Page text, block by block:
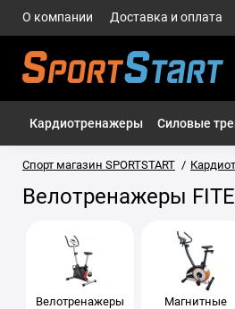
О компании Доставка и оплата
Кардиотренажеры Силовые
Спорт магазин SPORTSTART
Велотренажеры
Велотренажеры
Магнитные